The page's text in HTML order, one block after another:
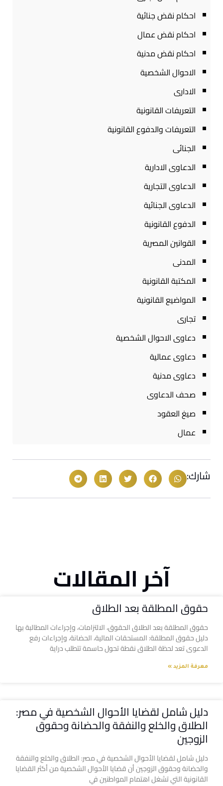
احكام نقض جنائية
احكام نقض عمال
احكام نقض مدنية
الاحوال الشخصية
الادارى
التعريفات القانونية
التعريفات والدفوع القانونية
الجنائى
الدعاوى الادارية
الدعاوى التجارية
الدعاوى الجنائية
الدفوع القانونية
القوانين المصرية
المدنى
المكتبة القانونية
المواضيع القانونية
تجارى
دعاوى الاحوال الشخصية
دعاوى عمالية
دعاوى مدنية
صحف الدعاوى
صيغ العقود
عمال
شارك:
آخر المقالات
حقوق المطلقة بعد الطلاق
حقوق المطلقة بعد الطلاق الحقوق، الالتزامات، وإجراءات المطالبة بها
دليل حقوق المطلقة: المستحقات المالية، الحضانة، وإجراءات رفع
الدعوى تعد لحظة الطلاق نقطة تحول حاسمة تتطلب دراية
معرفة المزيد »
دليل شامل لقضايا الأحوال الشخصية في مصر:
الطلاق والخلع والنفقة والحضانة وحقوق
الزوجين
دليل شامل لقضايا الأحوال الشخصية في مصر: الطلاق والخلع والنفقة
والحضانة وحقوق الزوجين أن قضايا الأحوال الشخصية من أكثر القضايا
القانونية التي تشغل اهتمام المواطنين في